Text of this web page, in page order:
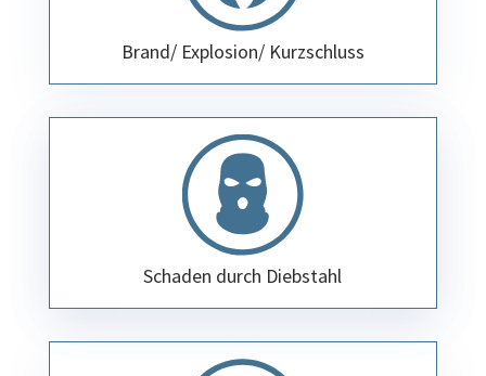
Brand/ Explosion/ Kurzschluss
Schaden durch Diebstahl